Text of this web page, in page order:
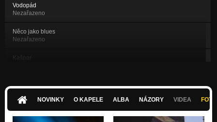
Vodopád
Nezařazeno
Něco jako blues
Nezařazeno
Kašpar
Na farmě
Nezařazeno
NOVINKY O KAPELE ALBA NÁZORY VIDEA